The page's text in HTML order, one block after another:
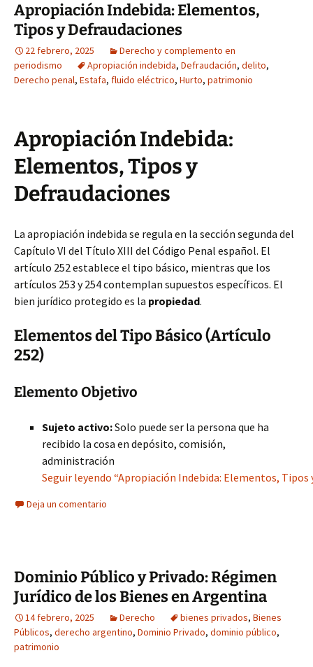
Apropiación Indebida: Elementos,
Tipos y Defraudaciones
22 febrero, 2025
Derecho y complemento en
periodismo
Apropiación indebida, Defraudación, delito,
Derecho penal, Estafa, fluido eléctrico, Hurto, patrimonio
Apropiación Indebida:
Elementos, Tipos y
Defraudaciones
La apropiación indebida se regula en la sección segunda del
Capítulo VI del Título XIII del Código Penal español. El
artículo 252 establece el tipo básico, mientras que los
artículos 253 y 254 contemplan supuestos específicos. El
bien jurídico protegido es la propiedad.
Elementos del Tipo Básico (Artículo
252)
Elemento Objetivo
Sujeto activo:Solo puede ser la persona que ha
recibido la cosa en depósito, comisión,
administración
Seguir leyendo “Apropiación Indebida: Elementos, Tipos
Deja un comentario
Dominio Público y Privado: Régimen
Jurídico de los Bienes en Argentina
14 febrero, 2025 Derecho bienes privados, Bienes
Públicos, derecho argentino, Dominio Privado, dominio público,
patrimonio